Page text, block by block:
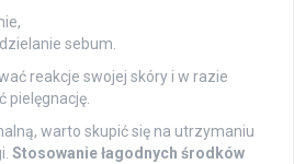
sebum.
reakcje swojej skóry i w razie
pielęgnację.
warto skupić się na utrzymaniu
Stosowanie łagodnych środków